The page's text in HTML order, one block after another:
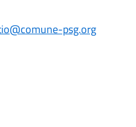
psg.org